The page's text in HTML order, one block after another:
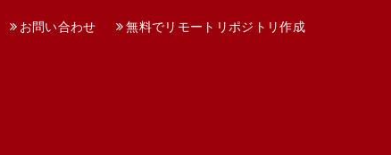
お問い合わせ
無料でリモートリポジトリ作成